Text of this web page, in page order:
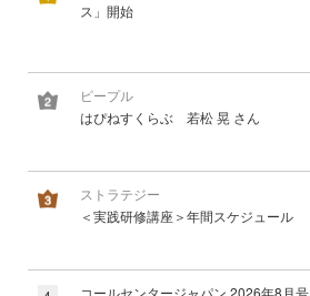
ス」開始
ピープル
はぴねすくらぶ 若松 晃 さん
ストラテジー
＜実践研修講座＞年間スケジュール
コールセンタージャパン 2026年8月号